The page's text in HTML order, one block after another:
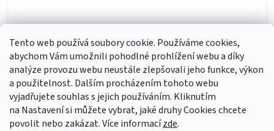
Tento web používá soubory cookie. Používáme cookies,
abychom Vám umožnili pohodlné prohlížení webu a díky
analýze provozu webu neustále zlepšovali jeho funkce, výkon
a použitelnost. Dalším procházením tohoto webu
vyjadřujete souhlas s jejich používáním. Kliknutím
na Nastavení si můžete vybrat, jaké druhy Cookies chcete
povolit nebo zakázat. Více informacízde.